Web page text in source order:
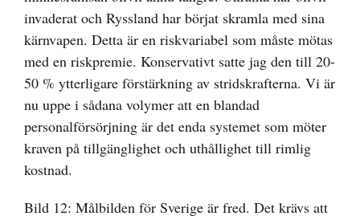
invaderat och Ryssland har börjat skramla med sina
kärnvapen. Detta är en riskvariabel som måste mötas
med en riskpremie. Konservativt satte jag den till 20-
50 % ytterligare förstärkning av stridskrafterna. Vi är
nu uppe i sådana volymer att en blandad
personalförsörjning är det enda systemet som möter
kraven på tillgänglighet och uthållighet till rimlig
kostnad.
Bild 12: Målbilden för Sverige är fred. Det krävs att